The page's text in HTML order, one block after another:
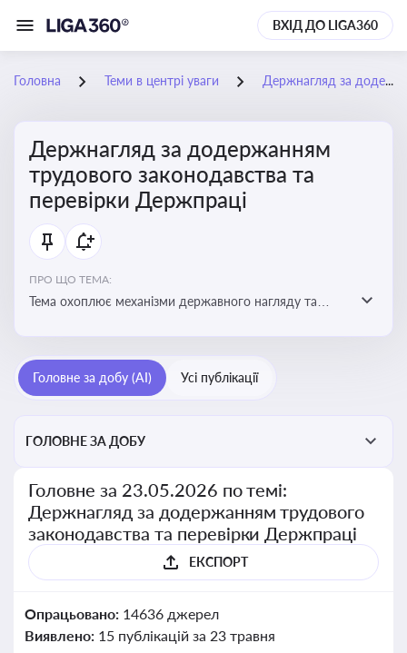
ВХІД ДО LIGA360
Головна Теми в центрі уваги Держнагляд за додержанням трудового законодавства та перевірки Держпраці
Держнагляд за додержанням
трудового законодавства та
перевірки Держпраці
ПРО ЩО ТЕМА:
Тема охоплює механізми державного нагляду та
Головне за добу (AI) Усі публікації
ГОЛОВНЕ ЗА ДОБУ
Головне за 23.05.2026 по темі:
Держнагляд за додержанням трудового
законодавства та перевірки Держпраці
ЕКСПОРТ
Опрацьовано: 14636 джерел
Виявлено: 15 публікацій за 23 травня